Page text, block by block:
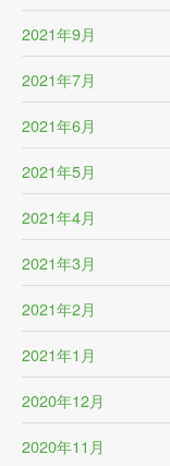
2021年9月
2021年7月
2021年6月
2021年5月
2021年4月
2021年3月
2021年2月
2021年1月
2020年12月
2020年11月